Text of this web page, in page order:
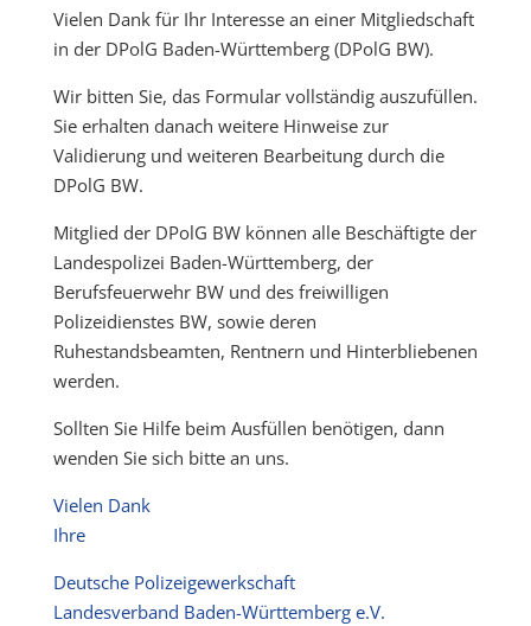
Vielen Dank für Ihr Interesse an einer Mitgliedschaft
in der DPolG Baden-Württemberg (DPolG BW).
Wir bitten Sie, das Formular vollständig auszufüllen.
Sie erhalten danach weitere Hinweise zur
Validierung und weiteren Bearbeitung durch die
DPolG BW.
Mitglied der DPolG BW können alle Beschäftigte der
Landespolizei Baden-Württemberg, der
Berufsfeuerwehr BW und des freiwilligen
Polizeidienstes BW, sowie deren
Ruhestandsbeamten, Rentnern und Hinterbliebenen
werden.
Sollten Sie Hilfe beim Ausfüllen benötigen, dann
wenden Sie sich bitte an uns.
Vielen Dank
Ihre
Deutsche Polizeigewerkschaft
Landesverband Baden-Württemberg e.V.